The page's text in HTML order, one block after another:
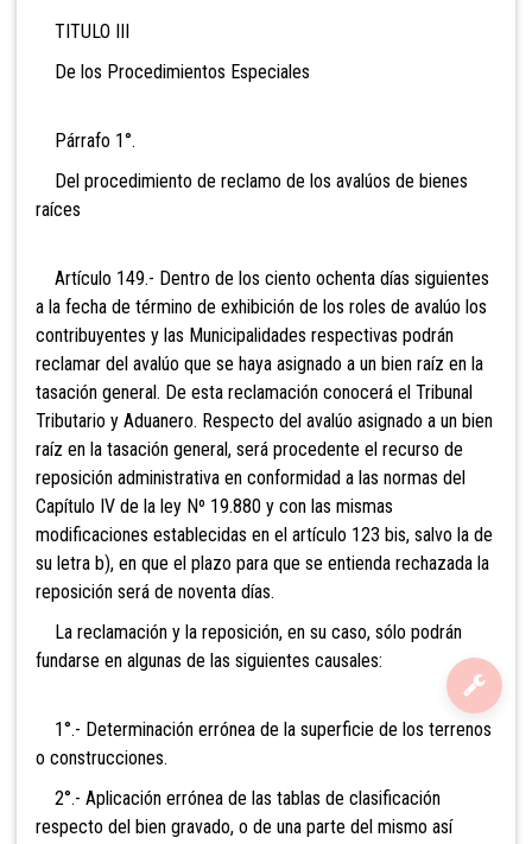
TITULO III
De los Procedimientos Especiales
Párrafo 1°.
Del procedimiento de reclamo de los avalúos de bienes
raíces
Artículo 149.- Dentro de los ciento ochenta días siguientes
a l a fecha de término de exhibición de los roles de avalúo los
contribuyentes y las Municipalidades respectivas podrán
reclamar del avalúo que se haya asignado a un bien raíz en la
tasación general. De esta reclamación conocerá el Tribunal
Tributario y Aduanero. Respecto del avalúo asignado a un bien
raíz en la tasación general, será procedente el recurso de
reposición administrativa en conformidad a las normas del
Capítulo IV de la ley Nº 19.880 y con las mismas
modificaciones establecidas en el artículo 123 bis, salvo la de
su letra b), en que el plazo para que se entienda rechazada la
reposición será de noventa días.
La reclamación y la reposición, en su caso, sólo podrán
fundarse en algunas de las siguientes causales:
1°.- Determinación errónea de la superficie de los terrenos
o construcciones.
2°.- Aplicación errónea de las tablas de clasificación
respecto del bien gravado, o de una parte del mismo así